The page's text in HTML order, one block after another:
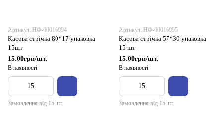
Артикул: НФ-00016094
Касова стрічка 80*17 упаковка
15шт
15.00грн/шт.
В наявності
Замовлення від 15 шт.
Артикул: НФ-00016095
Касова стрічка 57*30 упаковка
15 шт
15.00грн/шт.
В наявності
Замовлення від 15 шт.